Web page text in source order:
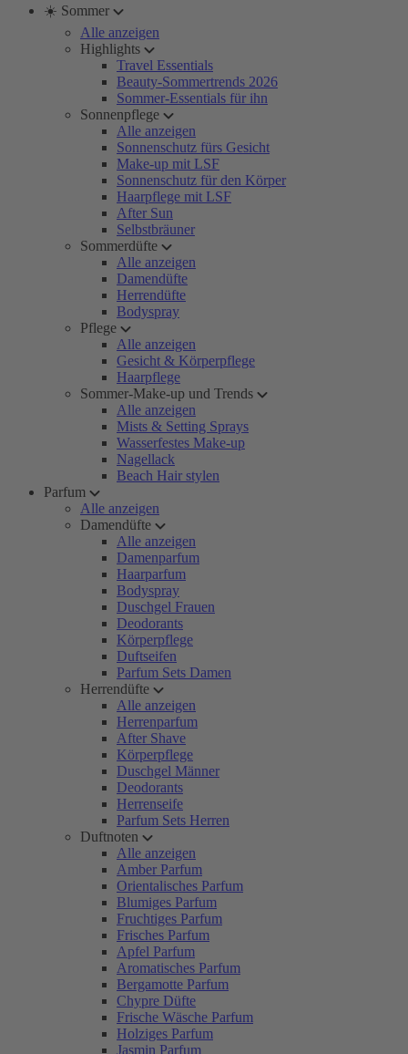
☀️ Sommer
Alle anzeigen
Highlights
Travel Essentials
Beauty-Sommertrends 2026
Sommer-Essentials für ihn
Sonnenpflege
Alle anzeigen
Sonnenschutz fürs Gesicht
Make-up mit LSF
Sonnenschutz für den Körper
Haarpflege mit LSF
After Sun
Selbstbräuner
Sommerdüfte
Alle anzeigen
Damendüfte
Herrendüfte
Bodyspray
Pflege
Alle anzeigen
Gesicht & Körperpflege
Haarpflege
Sommer-Make-up und Trends
Alle anzeigen
Mists & Setting Sprays
Wasserfestes Make-up
Nagellack
Beach Hair stylen
Parfum
Alle anzeigen
Damendüfte
Alle anzeigen
Damenparfum
Haarparfum
Bodyspray
Duschgel Frauen
Deodorants
Körperpflege
Duftseifen
Parfum Sets Damen
Herrendüfte
Alle anzeigen
Herrenparfum
After Shave
Körperpflege
Duschgel Männer
Deodorants
Herrenseife
Parfum Sets Herren
Duftnoten
Alle anzeigen
Amber Parfum
Orientalisches Parfum
Blumiges Parfum
Fruchtiges Parfum
Frisches Parfum
Apfel Parfum
Aromatisches Parfum
Bergamotte Parfum
Chypre Düfte
Frische Wäsche Parfum
Holziges Parfum
Jasmin Parfum